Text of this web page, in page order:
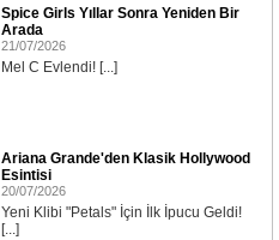
Spice Girls Yıllar Sonra Yeniden Bir
Arada
21/07/2026
Mel C Evlendi! [...]
Ariana Grande'den Klasik Hollywood
Esintisi
20/07/2026
Yeni Klibi "Petals" İçin İlk İpucu Geldi!
[...]